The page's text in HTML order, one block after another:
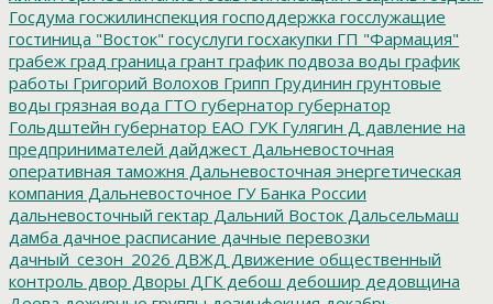
Госдума госжилинспекция господдержка госслужащие
гостиница "Восток" госуслуги госхакупки ГП "Фармация"
грабеж град граница грант график подвоза воды график
работы Григорий Волохов Грипп Грудинин грунтовые
воды грязная вода ГТО губернатор губернатор
Гольдштейн губернатор ЕАО ГУК Гулягин Д давление на
предпринимателей дайджест Дальневосточная
оперативная таможня Дальневосточная энергетическая
компания Дальневосточное ГУ Банка России
дальневосточный гектар Дальний Восток Дальсельмаш
дамба дачное расписание дачные перевозки
дачный_сезон_2026 ДВЖД Движение общественный
контроль двор Дворы ДГК дебош дебошир дедовщина